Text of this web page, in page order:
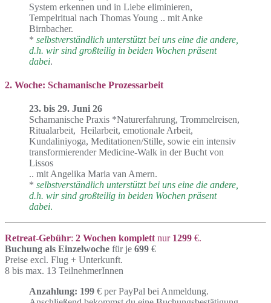
System erkennen und in Liebe eliminieren,
Tempelritual nach Thomas Young .. mit Anke
Birnbacher.
* selbstverständlich unterstützt bei uns eine die andere,
d.h. wir sind großteilig in beiden Wochen präsent
dabei.
2. Woche: Schamanische Prozessarbeit
23. bis 29. Juni 26
Schamanische Praxis *Naturerfahrung, Trommelreisen,
Ritualarbeit, Heilarbeit, emotionale Arbeit,
Kundaliniyoga, Meditationen/Stille, sowie ein intensiv
transformierender Medicine-Walk in der Bucht von
Lissos
.. mit Angelika Maria van Amern.
* selbstverständlich unterstützt bei uns eine die andere,
d.h. wir sind großteilig in beiden Wochen präsent
dabei.
Retreat-Gebühr: 2 Wochen komplett nur 1299 €.
Buchung als Einzelwoche für je 699 €
Preise excl. Flug + Unterkunft.
8 bis max. 13 TeilnehmerInnen
Anzahlung: 199 € per PayPal bei Anmeldung.